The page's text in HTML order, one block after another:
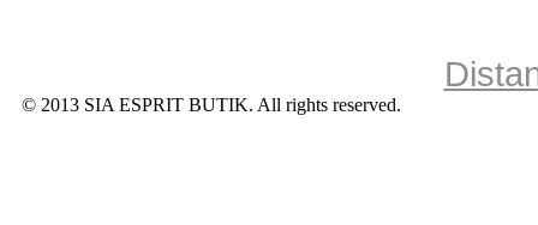
© 2013 SIA ESPRIT BUTIK. All rights reserved.